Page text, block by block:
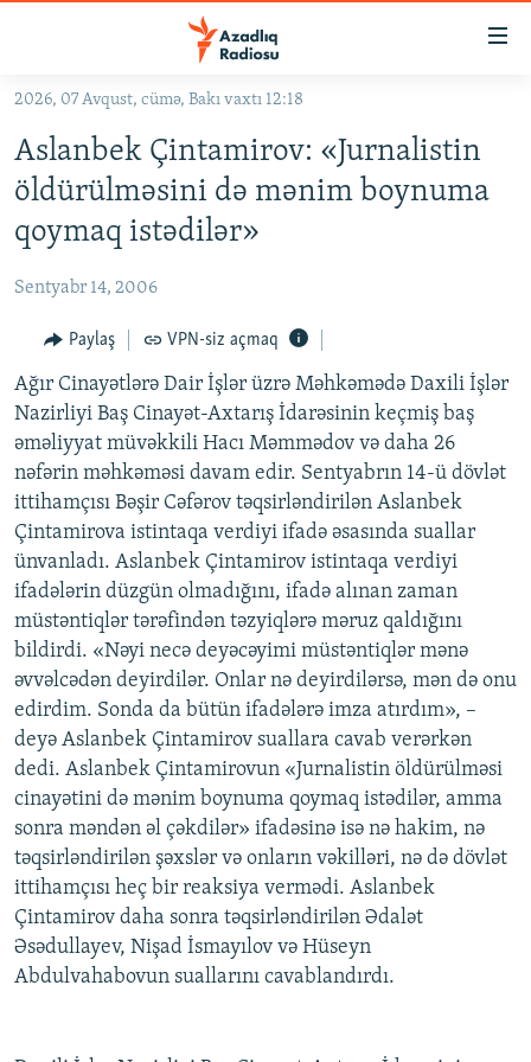
Əsas
qayıt
Əsas
qayıt
#ƏSLINDƏ
FƏRQƏ BAX
QANUNI DOĞRU
ARAŞDIRMA
MULTIMEDIA
VIDEO
FOTOQALEREYA
İNFOQRAFIKA
KARIKATURA
RADIO ARXIV
OXU ZALI
AZƏRBAYCAN ƏDƏBIYYATI KITABXANASI
İSLAM VƏ DEMOKRATIYA
İZ - MƏDƏNIYYƏT PROQRAMI
HAQQIMIZDA
MISSIYAMIZ
PEŞƏ ETIKASI VƏ JURNALISTIKA STANDARTLARIMIZ
MATERIALLARIMIZDAN ISTIFADƏ
AZADLIQRADIOSU MOBIL TELEFONUNUZDA
XƏBƏR BÜLLETENLƏRIMIZ
BIZI IZLƏ
RFE/RL-in bütün saytları
2026, 07 Avqust, cümə, Bakı vaxtı 12:18
Aslanbek Çintamirov: «Jurnalistin
öldürülməsini də mənim boynuma
qoymaq istədilər»
Sentyabr 14, 2006
Paylaş VPN-siz açmaq
Ağır Cinayətlərə Dair İşlər üzrə Məhkəmədə Daxili İşlər
Nazirliyi Baş Cinayət-Axtarış İdarəsinin keçmiş baş
əməliyyat müvəkkili Hacı Məmmədov və daha 26
nəfərin məhkəməsi davam edir. Sentyabrın 14-ü dövlət
ittihamçısı Bəşir Cəfərov təqsirləndirilən Aslanbek
Çintamirova istintaqa verdiyi ifadə əsasında suallar
ünvanladı. Aslanbek Çintamirov istintaqa verdiyi
ifadələrin düzgün olmadığını, ifadə alınan zaman
müstəntiqlər tərəfindən təzyiqlərə məruz qaldığını
bildirdi. «Nəyi necə deyəcəyimi müstəntiqlər mənə
əvvəlcədən deyirdilər. Onlar nə deyirdilərsə, mən də onu
edirdim. Sonda da bütün ifadələrə imza atırdım», –
deyə Aslanbek Çintamirov suallara cavab verərkən
dedi. Aslanbek Çintamirovun «Jurnalistin öldürülməsi
cinayətini də mənim boynuma qoymaq istədilər, amma
sonra məndən əl çəkdilər» ifadəsinə isə nə hakim, nə
təqsirləndirilən şəxslər və onların vəkilləri, nə də dövlət
ittihamçısı heç bir reaksiya vermədi. Aslanbek
Çintamirov daha sonra təqsirləndirilən Ədalət
Əsədullayev, Nişad İsmayılov və Hüseyn
Abdulvahabovun suallarını cavablandırdı.